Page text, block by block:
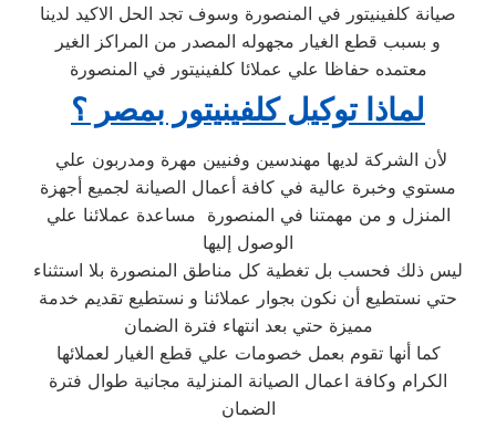
صيانة كلفينيتور في المنصورة وسوف تجد الحل الاكيد لدينا
و بسبب قطع الغيار مجهوله المصدر من المراكز الغير
معتمده حفاظا علي عملائا كلفينيتور في المنصورة
لماذا توكيل كلفينيتور بمصر ؟
مستوي وخبرة عالية في كافة أعمال الصيانة لجميع أجهزة
المنزل و من مهمتنا في المنصورة مساعدة عملائنا علي
الوصول إليها
ليس ذلك فحسب بل تغطية كل مناطق المنصورة بلا استثناء
حتي نستطيع أن نكون بجوار عملائنا و نستطيع تقديم خدمة
مميزة حتي بعد انتهاء فترة الضمان
كما أنها تقوم بعمل خصومات علي قطع الغيار لعملائها
الكرام وكافة اعمال الصيانة المنزلية مجانية طوال فترة
الضمان